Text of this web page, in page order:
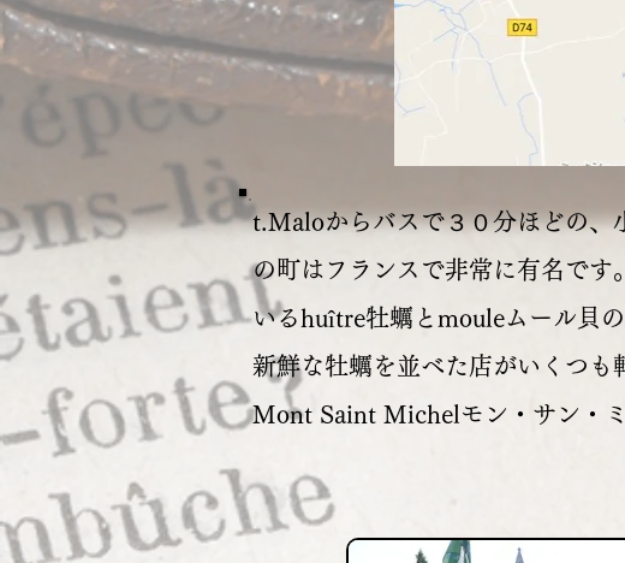
t.Maloからバスで３０分ほどの、
の町はフランスで非常に有名で
いるhuître牡蠣とmouleムール貝
新鮮な牡蠣を並べた店がいくつ
Mont Saint Michelモン・サン・ミ